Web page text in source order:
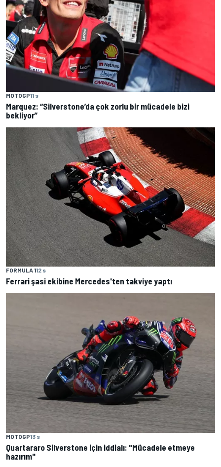
MOTOGP11 s
Marquez: “Silverstone’da çok zorlu bir mücadele bizi
bekliyor”
FORMULA 112 s
Ferrari şasi ekibine Mercedes'ten takviye yaptı
MOTOGP13 s
Quartararo Silverstone için iddialı: "Mücadele etmeye
hazırım"